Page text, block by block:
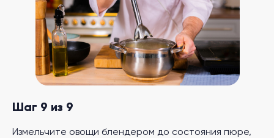
Шаг 9 из 9
Измельчите овощи блендером до состояния пюре,